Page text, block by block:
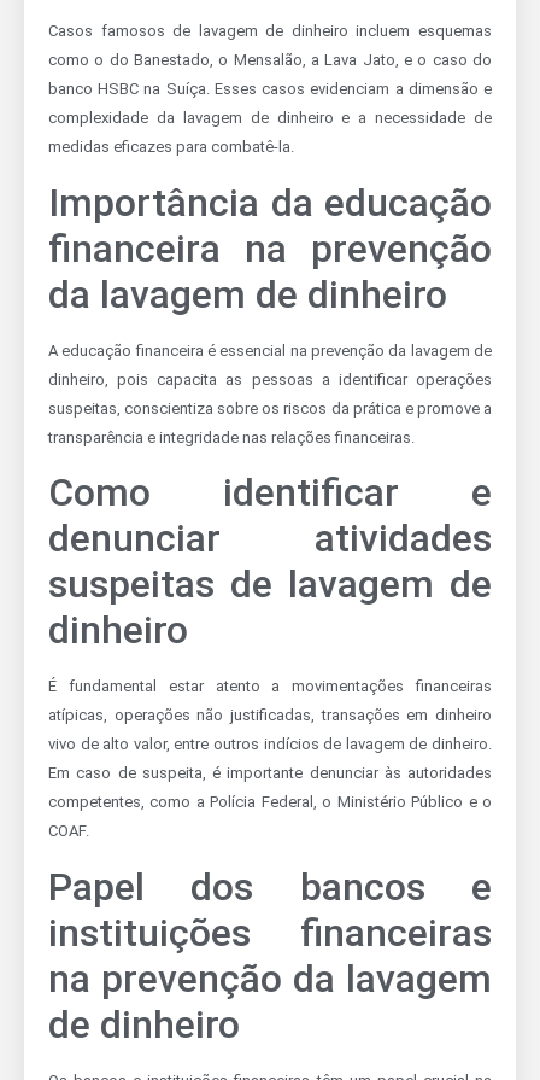
Casos famosos de lavagem de dinheiro incluem esquemas
como o do Banestado, o Mensalão, a Lava Jato, e o caso do
banco HSBC na Suíça. Esses casos evidenciam a dimensão e
complexidade da lavagem de dinheiro e a necessidade de
medidas eficazes para combatê-la.
Importância da educação
financeira na prevenção
da lavagem de dinheiro
A educação financeira é essencial na prevenção da lavagem de
dinheiro, pois capacita as pessoas a identificar operações
suspeitas, conscientiza sobre os riscos da prática e promove a
transparência e integridade nas relações financeiras.
Como identificar e
denunciar atividades
suspeitas de lavagem de
dinheiro
É fundamental estar atento a movimentações financeiras
atípicas, operações não justificadas, transações em dinheiro
vivo de alto valor, entre outros indícios de lavagem de dinheiro.
Em caso de suspeita, é importante denunciar às autoridades
competentes, como a Polícia Federal, o Ministério Público e o
COAF.
Papel dos bancos e
instituições financeiras
na prevenção da lavagem
de dinheiro